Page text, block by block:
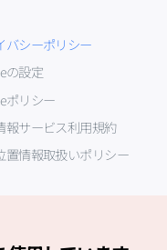
バシーポリシー
の設定
ポリシー
報サービス利用規約
置情報取扱いポリシー